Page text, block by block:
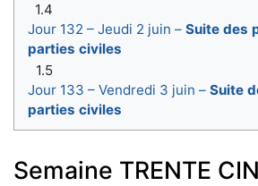
1.4
Jour 132 – Jeudi 2 juin – Suite des
parties civiles
1.5
Jour 133 – Vendredi 3 juin – Suite
parties civiles
Semaine TRENTE